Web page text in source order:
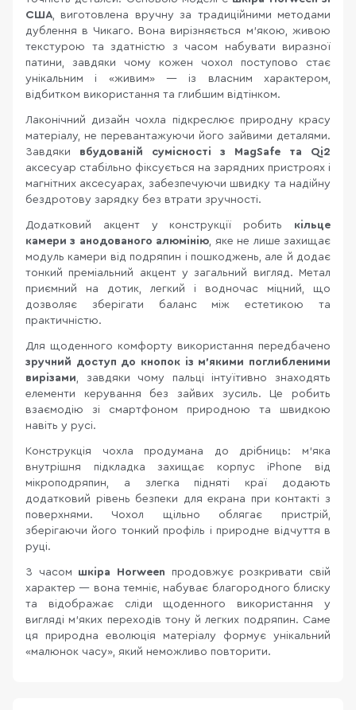
США, виготовлена вручну за традиційними методами
дублення в Чикаго. Вона вирізняється м’якою, живою
текстурою та здатністю з часом набувати виразної
патини, завдяки чому кожен чохол поступово стає
унікальним і «живим» — із власним характером,
відбитком використання та глибшим відтінком.
Лаконічний дизайн чохла підкреслює природну красу
матеріалу, не перевантажуючи його зайвими деталями.
Завдяки вбудованій сумісності з MagSafe та Qi2
аксесуар стабільно фіксується на зарядних пристроях і
магнітних аксесуарах, забезпечуючи швидку та надійну
бездротову зарядку без втрати зручності.
Додатковий акцент у конструкції робить кільце
камери з анодованого алюмінію, яке не лише захищає
модуль камери від подряпин і пошкоджень, але й додає
тонкий преміальний акцент у загальний вигляд. Метал
приємний на дотик, легкий і водночас міцний, що
дозволяє зберігати баланс між естетикою та
практичністю.
Для щоденного комфорту використання передбачено
зручний доступ до кнопок із м’якими поглибленими
вирізами, завдяки чому пальці інтуїтивно знаходять
елементи керування без зайвих зусиль. Це робить
взаємодію зі смартфоном природною та швидкою
навіть у русі.
Конструкція чохла продумана до дрібниць: м’яка
внутрішня підкладка захищає корпус iPhone від
мікроподряпин, а злегка підняті краї додають
додатковий рівень безпеки для екрана при контакті з
поверхнями. Чохол щільно облягає пристрій,
зберігаючи його тонкий профіль і природне відчуття в
руці.
З часом шкіра Horween продовжує розкривати свій
характер — вона темніє, набуває благородного блиску
та відображає сліди щоденного використання у
вигляді м’яких переходів тону й легких подряпин. Саме
ця природна еволюція матеріалу формує унікальний
«малюнок часу», який неможливо повторити.